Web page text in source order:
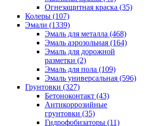
Огнезащитная краска (35)
Колеры (107)
Эмали (1339)
Эмаль для металла (468)
Эмаль аэрозольная (164)
Эмаль для дорожной
разметки (2)
Эмаль для пола (109)
Эмаль универсальная (596)
Грунтовки (327)
Бетоноконтакт (43)
Антикоррозийные
грунтовки (35)
Гидрофобизаторы (11)